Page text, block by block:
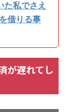
た私でさえ
借りる事
が遅れてし